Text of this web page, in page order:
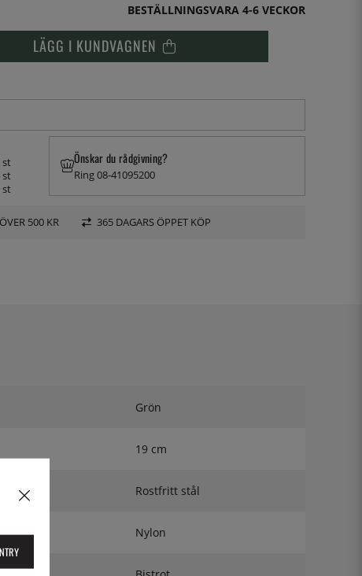
BESTÄLLNINGSVARA 4-6 VECKOR
LÄGG I KUNDVAGNEN
st
st
st
Önskar du rådgivning?
Ring 08-41095200
500 KR 365 DAGARS ÖPPET KÖP
Grön
19 cm
Rostfritt stål
Nylon